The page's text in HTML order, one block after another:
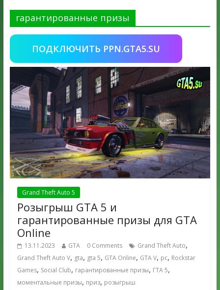
гарантированные призы
ПОДКЛЮЧИТЬ PPN.GTA5.SU
Grand Theft Auto 5
Розыгрыш GTA 5 и
гарантированные призы для GTA
Online
13.11.2023 GTA 0 Comments Grand Theft Auto,
Grand Theft Auto V, gta, gta 5, GTA Online, GTA V, pc, Rockstar
Games, Social Club, гарантированные призы, ГТА 5,
моментальные призы, приз, розыгрыш